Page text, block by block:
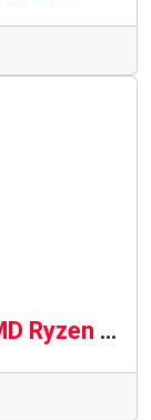
Графический процессор AMD Ryzen AI Max Pro выводит производительность мобильных устройств на уровень RTX 4070